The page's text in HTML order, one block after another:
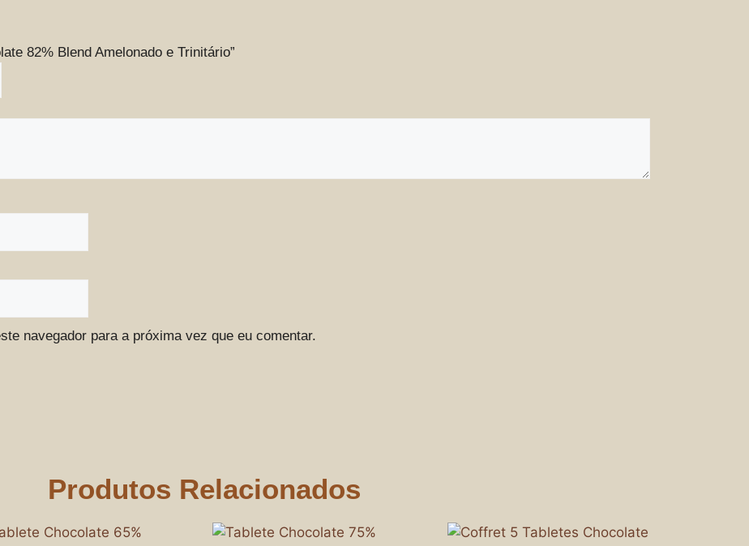
82% Blend Amelonado e Trinitário”
navegador para a próxima vez que eu comentar.
Produtos Relacionados